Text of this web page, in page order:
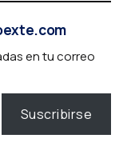
en tu correo
Suscribirse